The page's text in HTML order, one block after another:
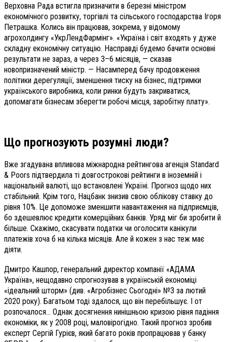
Верховна Рада встигла призначити в березні міністром
економічного розвитку, торгівлі та сільського господарства Ігоря
Петрашка. Колись він працював, зокрема, у відомому
агрохолдингу «УкрЛендФармінг». «Україна і світ входять у дуже
складну економічну ситуацію. Насправді будемо бачити основні
результати не зараз, а через 3–6 місяців, — сказав
новопризначений міністр. — Насамперед бачу продовження
політики дерегуляції, зменшення тиску на бізнес, підтримки
українського виробника, коли ринки будуть закриватися,
допомагати бізнесам зберегти робочі місця, заробітну плату».
Що прогнозують розумні люди?
Вже згадувана впливова міжнародна рейтингова агенція Standard
& Poors підтвердила ті довгострокові рейтинги в іноземній і
національній валюті, що встановлені Україні. Прогноз щодо них
стабільний. Крім того, Нацбанк знизив свою облікову ставку до
рівня 10%. Це допоможе зменшити навантаження на підприємців,
бо здешевлює кредити комерційних банків. Уряд міг би зробити й
більше. Скажімо, скасувати податки чи оголосити канікули
платежів хоча б на кілька місяців. Але й кожен з нас теж має
діяти.
Дмитро Кашпор, генеральний директор компанії «АДАМА
Україна», нещодавно спрогнозував в українській економіці
«ідеальний шторм» (див. «Агробізнес Сьогодні» №3 за лютий
2020 року). Багатьом тоді здалося, що він перебільшує. І от
розпочалося… Однак досягнення нинішньою кризою рівня падіння
економіки, як у 2008 році, маловірогідно. Такий прогноз зробив
експерт Сергій Гурієв, який багато років пропрацював у банку